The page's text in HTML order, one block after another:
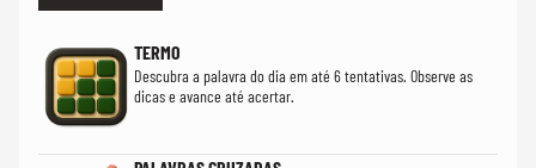
TERMO
Descubra a palavra do dia em até 6 tentativas. Observe as
dicas e avance até acertar.